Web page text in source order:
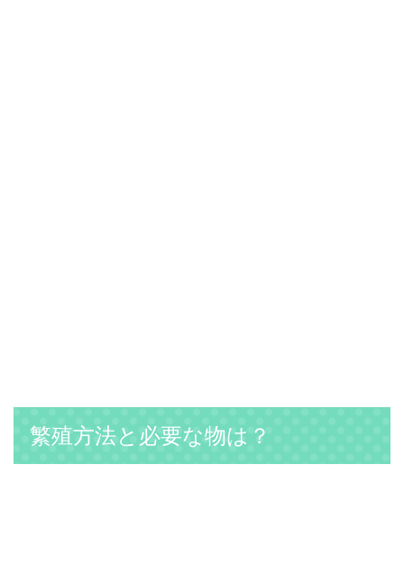
繁殖方法と必要な物は？